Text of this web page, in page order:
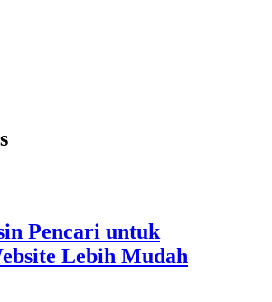
Pencari untuk
Lebih Mudah